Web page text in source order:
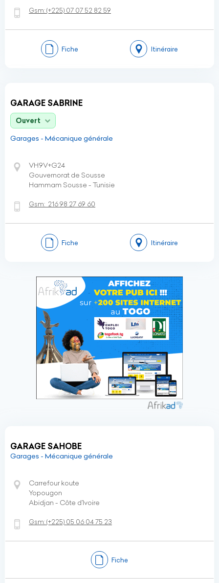
Gsm:(+225) 07 07 52 82 59
Fiche Itinéraire
GARAGE SABRINE
Ouvert
Garages - Mécanique générale
VH9V+G24
Gouvernorat de Sousse
Hammam Sousse - Tunisie
Gsm: 216 98 27 69 60
Fiche Itinéraire
GARAGE SAHOBE
Garages - Mécanique générale
Carrefour koute
Yopougon
Abidjan - Côte d’Ivoire
Gsm:(+225) 05 06 04 75 23
Fiche